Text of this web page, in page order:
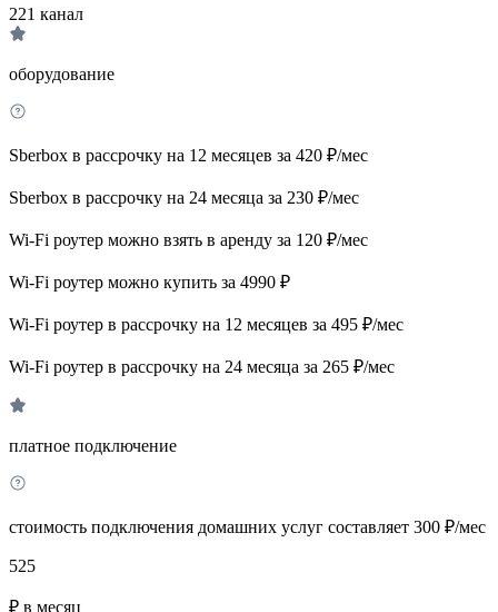
221 канал
оборудование
Sberbox в рассрочку на 12 месяцев за 420 ₽/мес
Sberbox в рассрочку на 24 месяца за 230 ₽/мес
Wi-Fi роутер можно взять в аренду за 120 ₽/мес
Wi-Fi роутер можно купить за 4990 ₽
Wi-Fi роутер в рассрочку на 12 месяцев за 495 ₽/мес
Wi-Fi роутер в рассрочку на 24 месяца за 265 ₽/мес
платное подключение
стоимость подключения домашних услуг составляет 300 ₽/мес
525
₽ в месяц